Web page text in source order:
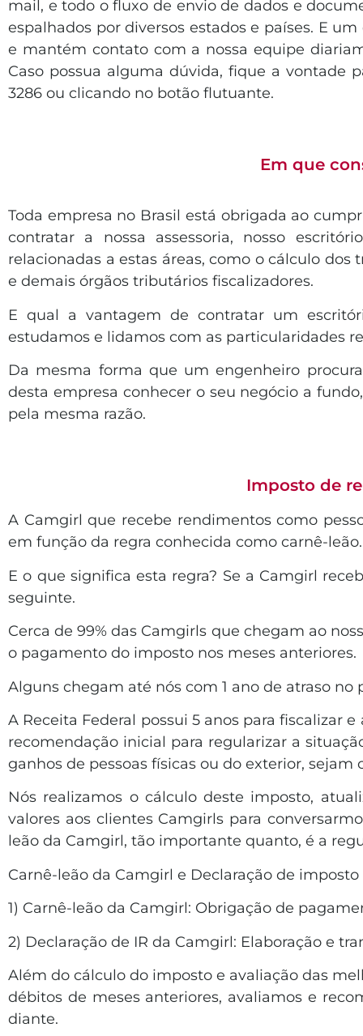
mail, e todo o fluxo de envio de dados e
espalhados por diversos estados e países. E
e mantém contato com a nossa equipe
Caso possua alguma dúvida, fique a vontade
3286 ou clicando no botão flutuante.
Em que
Toda empresa no Brasil está obrigada ao
contratar a nossa assessoria, nosso
relacionadas a estas áreas, como o cálculo dos
e demais órgãos tributários fiscalizadores.
E qual a vantagem de contratar um
estudamos e lidamos com as particularidades
Da mesma forma que um engenheiro
desta empresa conhecer o seu negócio a
pela mesma razão.
Imposto de
A Camgirl que recebe rendimentos como
em função da regra conhecida como carnê-leão.
E o que significa esta regra? Se a Camgirl
seguinte.
Cerca de 99% das Camgirls que chegam ao
o pagamento do imposto nos meses anteriores.
Alguns chegam até nós com 1 ano de atraso
A Receita Federal possui 5 anos para fiscalizar
recomendação inicial para regularizar a
ganhos de pessoas físicas ou do exterior, sejam
Nós realizamos o cálculo deste imposto,
valores aos clientes Camgirls para
leão da Camgirl, tão importante quanto, é a
Carnê-leão da Camgirl e Declaração de
1) Carnê-leão da Camgirl: Obrigação de
2) Declaração de IR da Camgirl: Elaboração e
Além do cálculo do imposto e avaliação das
débitos de meses anteriores, avaliamos e
diante.